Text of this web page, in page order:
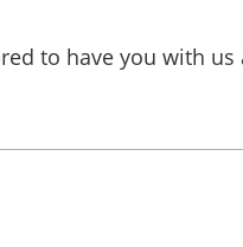
to have you with